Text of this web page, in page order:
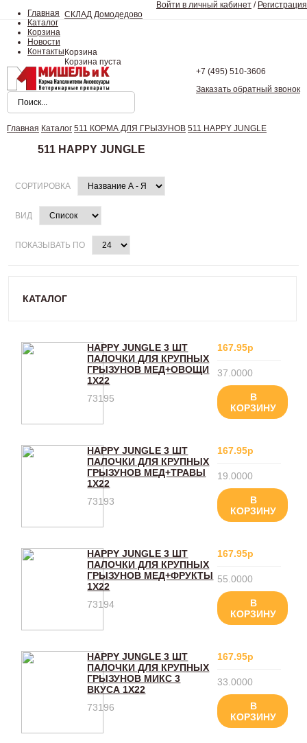
Главная
Каталог
Корзина
Новости
Контакты
Войти в личный кабинет / Регистрация
СКЛАД Домодедово
Корзина
Корзина пуста
+7 (495) 510-3606
Заказать обратный звонок
Главная Каталог 511 КОРМА ДЛЯ ГРЫЗУНОВ 511 HAPPY JUNGLE
511 HAPPY JUNGLE
СОРТИРОВКА
ВИД
ПОКАЗЫВАТЬ ПО
КАТАЛОГ
HAPPY JUNGLE 3 ШТ
ПАЛОЧКИ ДЛЯ КРУПНЫХ
ГРЫЗУНОВ МЕД+ОВОЩИ
1X22
73195
167.95р
37.0000
В
КОРЗИНУ
HAPPY JUNGLE 3 ШТ
ПАЛОЧКИ ДЛЯ КРУПНЫХ
ГРЫЗУНОВ МЕД+ТРАВЫ
1X22
73193
167.95р
19.0000
В
КОРЗИНУ
HAPPY JUNGLE 3 ШТ
ПАЛОЧКИ ДЛЯ КРУПНЫХ
ГРЫЗУНОВ МЕД+ФРУКТЫ
1X22
73194
167.95р
55.0000
В
КОРЗИНУ
HAPPY JUNGLE 3 ШТ
ПАЛОЧКИ ДЛЯ КРУПНЫХ
ГРЫЗУНОВ МИКС 3
ВКУСА 1X22
73196
167.95р
33.0000
В
КОРЗИНУ